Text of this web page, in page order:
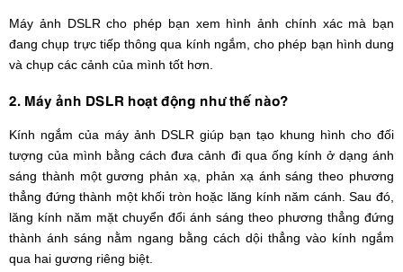
Máy ảnh DSLR cho phép bạn xem hình ảnh chính xác mà bạn
đang chụp trực tiếp thông qua kính ngắm, cho phép bạn hình dung
và chụp các cảnh của mình tốt hơn.
2. Máy ảnh DSLR hoạt động như thế nào?
Kính ngắm của máy ảnh DSLR giúp bạn tạo khung hình cho đối
tượng của mình bằng cách đưa cảnh đi qua ống kính ở dạng ánh
sáng thành một gương phản xạ, phản xạ ánh sáng theo phương
thẳng đứng thành một khối tròn hoặc lăng kính năm cánh. Sau đó,
lăng kính năm mặt chuyển đổi ánh sáng theo phương thẳng đứng
thành ánh sáng nằm ngang bằng cách dội thẳng vào kính ngắm
qua hai gương riêng biệt.